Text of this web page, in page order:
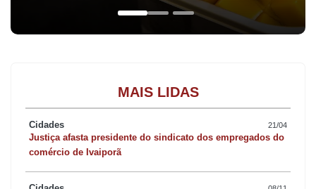
MAIS LIDAS
Cidades 21/04
Justiça afasta presidente do sindicato dos empregados do
comércio de Ivaiporã